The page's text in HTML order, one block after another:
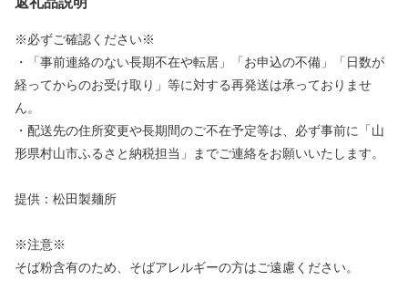
※必ずご確認ください※
・「事前連絡のない長期不在や転居」「お申込の不備」「日数が
経ってからのお受け取り」等に対する再発送は承っておりませ
ん。
・配送先の住所変更や長期間のご不在予定等は、必ず事前に「山
形県村山市ふるさと納税担当」までご連絡をお願いいたします。
提供：松田製麺所
※注意※
そば粉含有のため、そばアレルギーの方はご遠慮ください。